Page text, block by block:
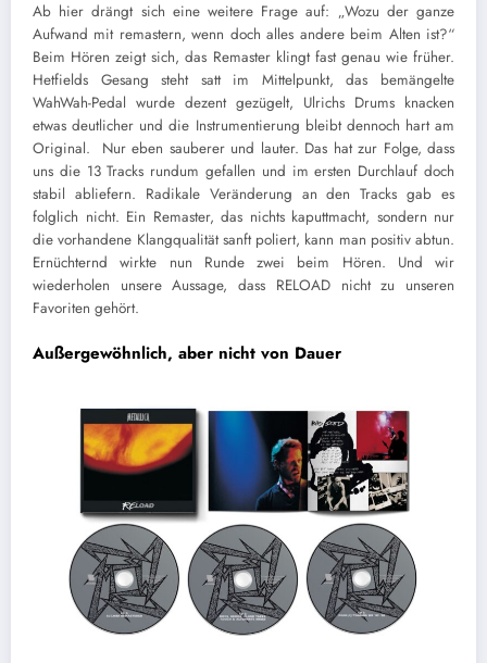
Ab hier drängt sich eine weitere Frage auf: „Wozu der ganze
Aufwand mit remastern, wenn doch alles andere beim Alten ist?“
Beim Hören zeigt sich, das Remaster klingt fast genau wie früher.
Hetfields Gesang steht satt im Mittelpunkt, das bemängelte
WahWah-Pedal wurde dezent gezügelt, Ulrichs Drums knacken
etwas deutlicher und die Instrumentierung bleibt dennoch hart am
Original. Nur eben sauberer und lauter. Das hat zur Folge, dass
uns die 13 Tracks rundum gefallen und im ersten Durchlauf doch
stabil abliefern. Radikale Veränderung an den Tracks gab es
folglich nicht. Ein Remaster, das nichts kaputtmacht, sondern nur
die vorhandene Klangqualität sanft poliert, kann man positiv abtun.
Ernüchternd wirkte nun Runde zwei beim Hören. Und wir
wiederholen unsere Aussage, dass RELOAD nicht zu unseren
Favoriten gehört.
Außergewöhnlich, aber nicht von Dauer